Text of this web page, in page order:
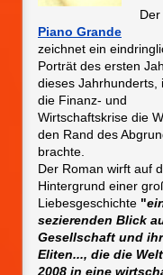
Piano Grande
zeichnet ein
Porträt des ersten
dieses Jahrhunderts,
die Finanz- und
Wirtschaftskrise die
den Rand des
brachte.
Der Roman wirft auf
Hintergrund einer
Liebesgeschichte "
sezierenden Blick
Gesellschaft und
Eliten..., die die
2008 in eine